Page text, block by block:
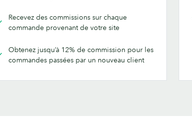
Recevez des commissions sur chaque
commande provenant de votre site
Obtenez jusqu’à 12% de commission pour les
commandes passées par un nouveau client